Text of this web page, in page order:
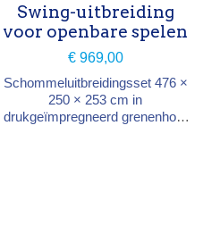
Swing-uitbreiding
voor openbare spelen
€ 969,00
Schommeluitbreidingsset 476 ×
250 × 253 cm in
drukgeïmpregneerd grenenhout